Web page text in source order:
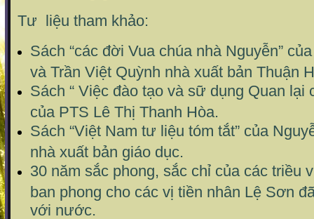
Tư liệu tham khảo:
Sách “các đời Vua chúa nhà Nguyễn”
và Trần Việt Quỳnh nhà xuất bản Thuận
Sách “ Việc đào tạo và sữ dụng Quan lại
của PTS Lê Thị Thanh Hòa.
Sách “Việt Nam tư liệu tóm tắt” của
nhà xuất bản giáo dục.
30 năm sắc phong, sắc chỉ của các triều
ban phong cho các vị tiền nhân Lệ Sơn
với nước.